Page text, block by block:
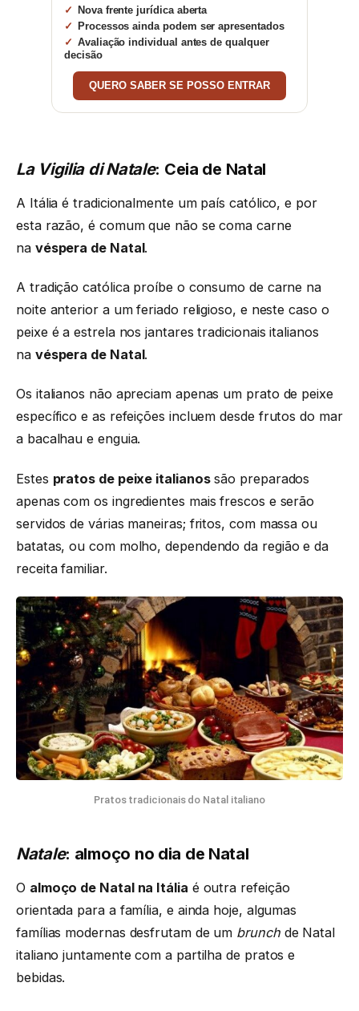
Nova frente jurídica aberta
Processos ainda podem ser apresentados
Avaliação individual antes de qualquer
decisão
QUERO SABER SE POSSO ENTRAR
La Vigilia di Natale: Ceia de Natal
A Itália é tradicionalmente um país católico, e por
esta razão, é comum que não se coma carne
na véspera de Natal.
A tradição católica proíbe o consumo de carne na
noite anterior a um feriado religioso, e neste caso o
peixe é a estrela nos jantares tradicionais italianos
na véspera de Natal.
Os italianos não apreciam apenas um prato de peixe
específico e as refeições incluem desde frutos do mar
a bacalhau e enguia.
Estes pratos de peixe italianossão preparados
apenas com os ingredientes mais frescos e serão
servidos de várias maneiras; fritos, com massa ou
batatas, ou com molho, dependendo da região e da
receita familiar.
Pratos tradicionais do Natal italiano
Natale: almoço no dia de Natal
O almoço de Natal na Itália é outra refeição
orientada para a família, e ainda hoje, algumas
famílias modernas desfrutam de um brunchde Natal
italiano juntamente com a partilha de pratos e
bebidas.